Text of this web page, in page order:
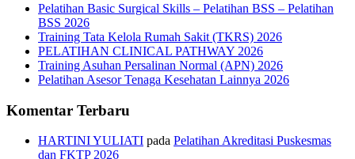
Pelatihan Basic Surgical Skills – Pelatihan BSS – Pelatihan
BSS 2026
Training Tata Kelola Rumah Sakit (TKRS) 2026
PELATIHAN CLINICAL PATHWAY 2026
Training Asuhan Persalinan Normal (APN) 2026
Pelatihan Asesor Tenaga Kesehatan Lainnya 2026
Komentar Terbaru
HARTINI YULIATI pada Pelatihan Akreditasi Puskesmas
dan FKTP 2026